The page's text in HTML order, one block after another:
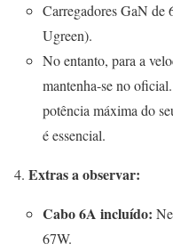
Carregadores GaN
Ugreen).
No entanto, para a
mantenha-se no
potência máxima do
é essencial.
Extras a observar:
Cabo 6A incluído:
67W.